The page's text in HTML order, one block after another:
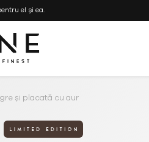
el și ea.
the Finest
și placată cu aur